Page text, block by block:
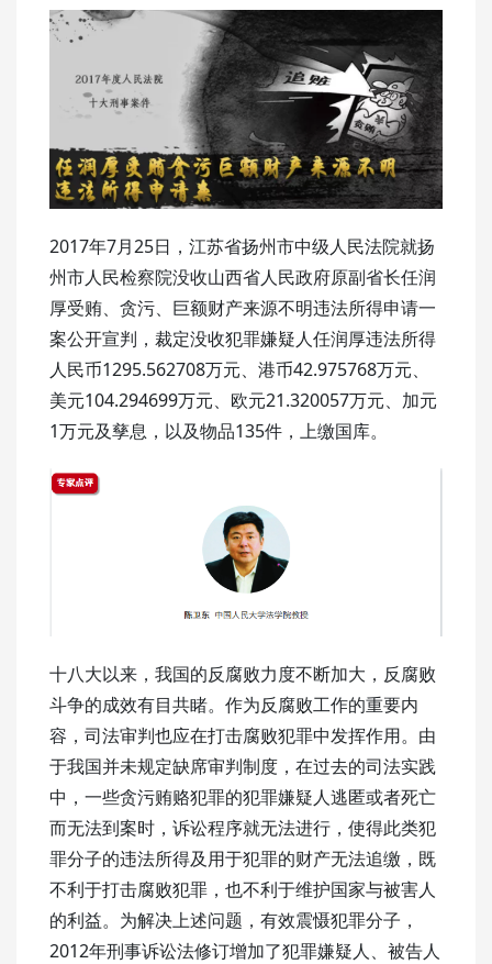
2017年7月25日，江苏省扬州市中级人民法院就扬
州市人民检察院没收山西省人民政府原副省长任润
厚受贿、贪污、巨额财产来源不明违法所得申请一
案公开宣判，裁定没收犯罪嫌疑人任润厚违法所得
人民币1295.562708万元、港币42.975768万元、
美元104.294699万元、欧元21.320057万元、加元
1万元及孳息，以及物品135件，上缴国库。
十八大以来，我国的反腐败力度不断加大，反腐败
斗争的成效有目共睹。作为反腐败工作的重要内
容，司法审判也应在打击腐败犯罪中发挥作用。由
于我国并未规定缺席审判制度，在过去的司法实践
中，一些贪污贿赂犯罪的犯罪嫌疑人逃匿或者死亡
而无法到案时，诉讼程序就无法进行，使得此类犯
罪分子的违法所得及用于犯罪的财产无法追缴，既
不利于打击腐败犯罪，也不利于维护国家与被害人
的利益。为解决上述问题，有效震慑犯罪分子，
2012年刑事诉讼法修订增加了犯罪嫌疑人、被告人